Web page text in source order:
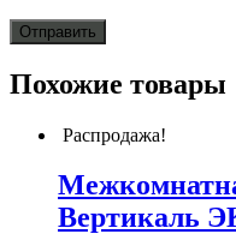
Похожие товары
Распродажа!
Вертикаль